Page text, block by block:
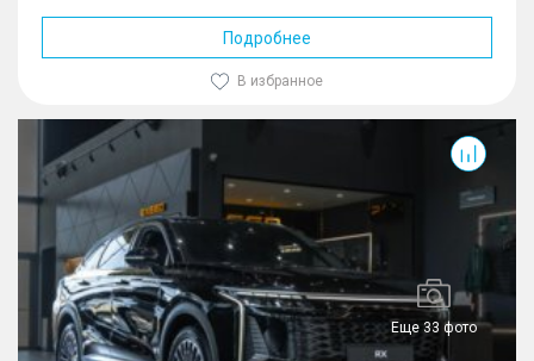
Подробнее
В избранное
Еще 33 фото